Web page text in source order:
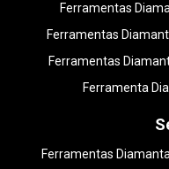
Ferramentas
Ferramentas
Ferramentas
Ferramenta
Ferramentas